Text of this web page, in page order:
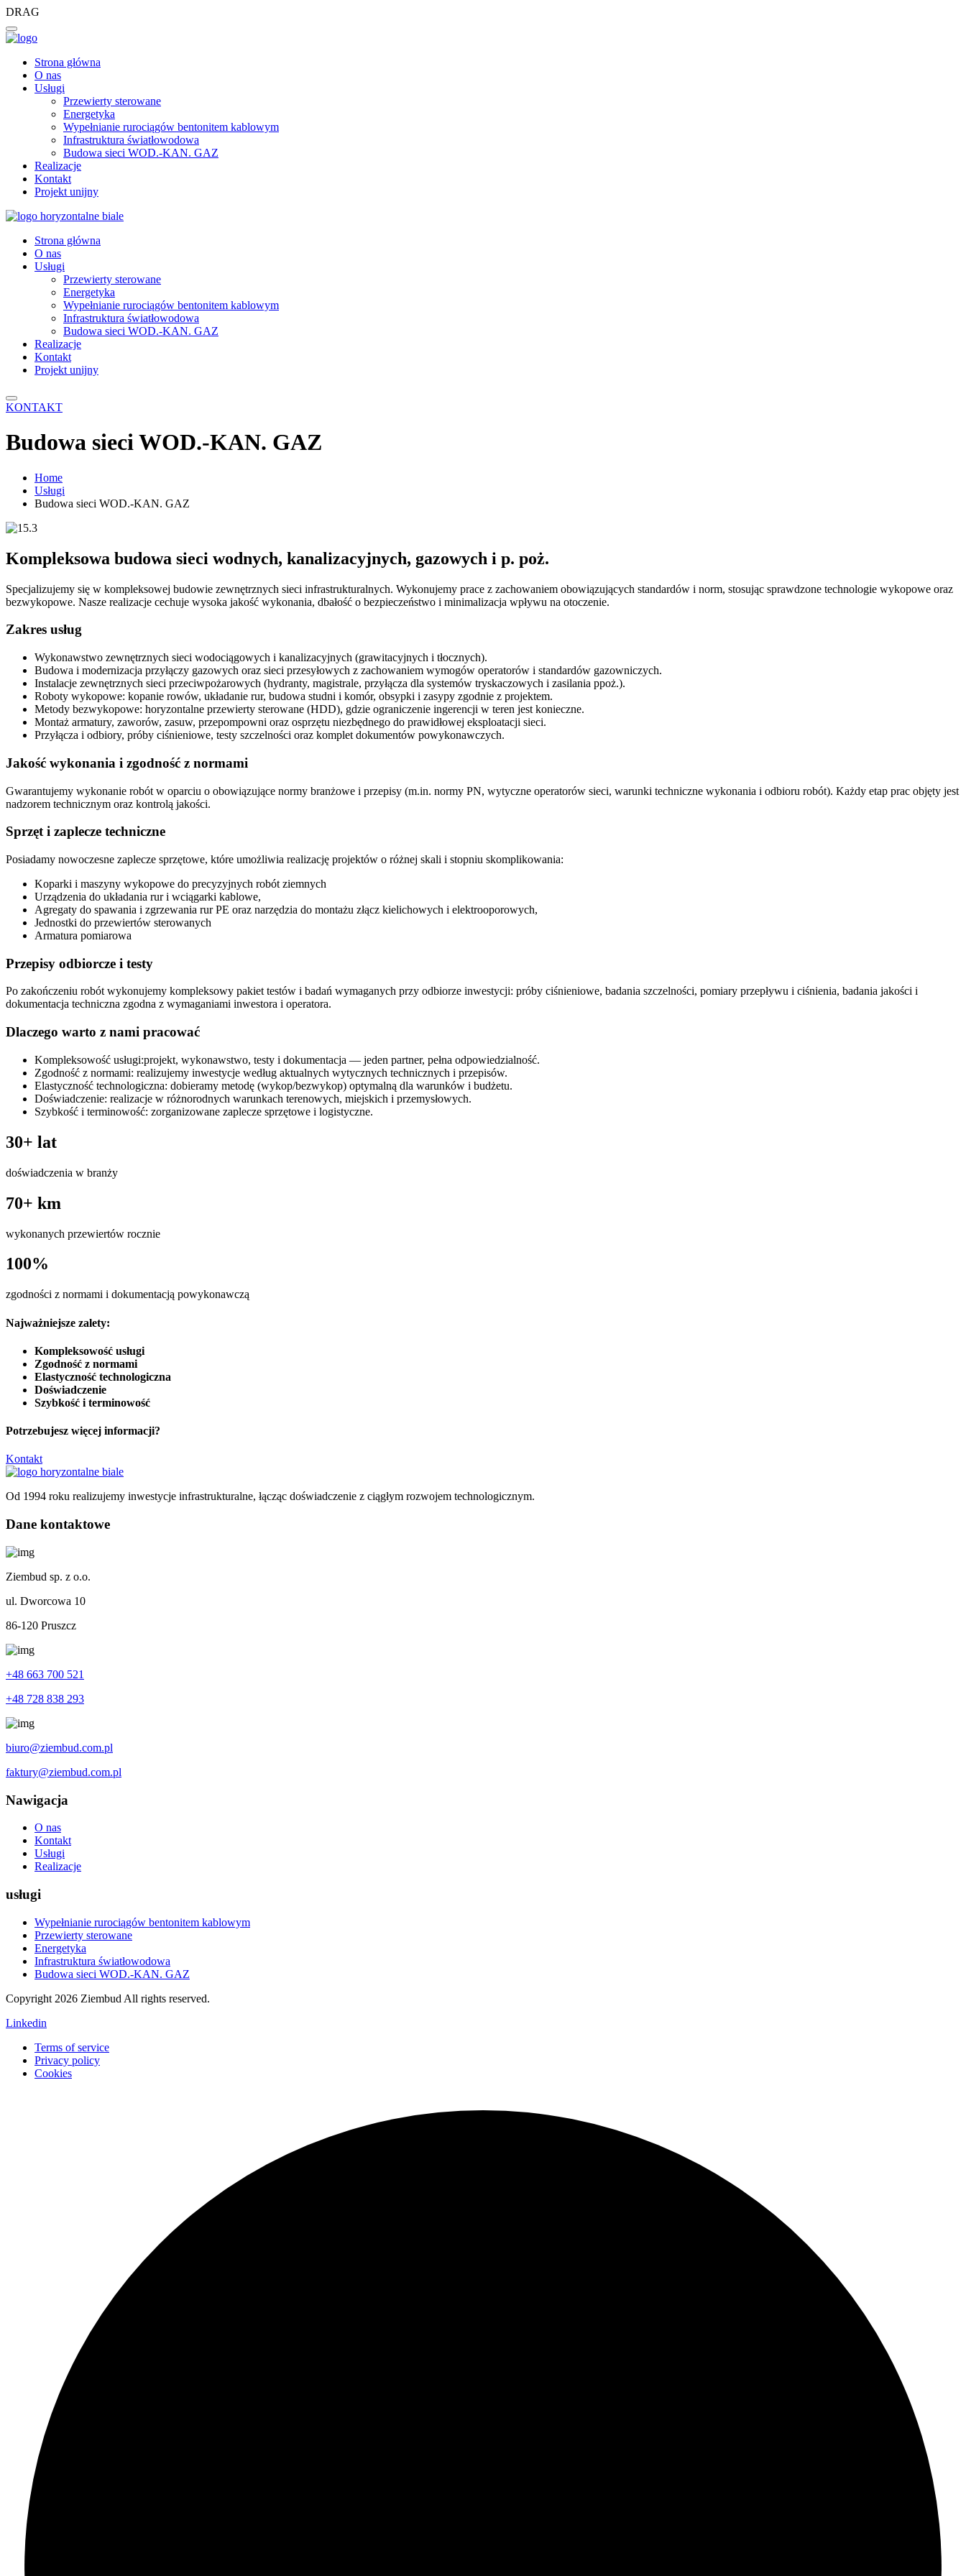
DRAG
Strona główna
O nas
Usługi
Przewierty sterowane
Energetyka
Wypełnianie rurociągów bentonitem kablowym
Infrastruktura światłowodowa
Budowa sieci WOD.-KAN. GAZ
Realizacje
Kontakt
Projekt unijny
Strona główna
O nas
Usługi
Przewierty sterowane
Energetyka
Wypełnianie rurociągów bentonitem kablowym
Infrastruktura światłowodowa
Budowa sieci WOD.-KAN. GAZ
Realizacje
Kontakt
Projekt unijny
KONTAKT
Budowa sieci WOD.-KAN. GAZ
Home
Usługi
Budowa sieci WOD.-KAN. GAZ
Kompleksowa budowa sieci wodnych, kanalizacyjnych, gazowych i p. poż.
Specjalizujemy się w kompleksowej budowie zewnętrznych sieci infrastrukturalnych. Wykonujemy prace z zachowaniem obowiązujących standardów i norm, stosując sprawdzone technologie wykopowe oraz
bezwykopowe. Nasze realizacje cechuje wysoka jakość wykonania, dbałość o bezpieczeństwo i minimalizacja wpływu na otoczenie.
Zakres usług
Wykonawstwo zewnętrznych sieci wodociągowych i kanalizacyjnych (grawitacyjnych i tłocznych).
Budowa i modernizacja przyłączy gazowych oraz sieci przesyłowych z zachowaniem wymogów operatorów i standardów gazowniczych.
Instalacje zewnętrznych sieci przeciwpożarowych (hydranty, magistrale, przyłącza dla systemów tryskaczowych i zasilania ppoż.).
Roboty wykopowe: kopanie rowów, układanie rur, budowa studni i komór, obsypki i zasypy zgodnie z projektem.
Metody bezwykopowe: horyzontalne przewierty sterowane (HDD), gdzie ograniczenie ingerencji w teren jest konieczne.
Montaż armatury, zaworów, zasuw, przepompowni oraz osprzętu niezbędnego do prawidłowej eksploatacji sieci.
Przyłącza i odbiory, próby ciśnieniowe, testy szczelności oraz komplet dokumentów powykonawczych.
Jakość wykonania i zgodność z normami
Gwarantujemy wykonanie robót w oparciu o obowiązujące normy branżowe i przepisy (m.in. normy PN, wytyczne operatorów sieci, warunki techniczne wykonania i odbioru robót). Każdy etap prac objęty jest
nadzorem technicznym oraz kontrolą jakości.
Sprzęt i zaplecze techniczne
Posiadamy nowoczesne zaplecze sprzętowe, które umożliwia realizację projektów o różnej skali i stopniu skomplikowania:
Koparki i maszyny wykopowe do precyzyjnych robót ziemnych
Urządzenia do układania rur i wciągarki kablowe,
Agregaty do spawania i zgrzewania rur PE oraz narzędzia do montażu złącz kielichowych i elektrooporowych,
Jednostki do przewiertów sterowanych
Armatura pomiarowa
Przepisy odbiorcze i testy
Po zakończeniu robót wykonujemy kompleksowy pakiet testów i badań wymaganych przy odbiorze inwestycji: próby ciśnieniowe, badania szczelności, pomiary przepływu i ciśnienia, badania jakości i
dokumentacja techniczna zgodna z wymaganiami inwestora i operatora.
Dlaczego warto z nami pracować
Kompleksowość usługi:projekt, wykonawstwo, testy i dokumentacja — jeden partner, pełna odpowiedzialność.
Zgodność z normami: realizujemy inwestycje według aktualnych wytycznych technicznych i przepisów.
Elastyczność technologiczna: dobieramy metodę (wykop/bezwykop) optymalną dla warunków i budżetu.
Doświadczenie: realizacje w różnorodnych warunkach terenowych, miejskich i przemysłowych.
Szybkość i terminowość: zorganizowane zaplecze sprzętowe i logistyczne.
30+ lat
doświadczenia w branży
70+ km
wykonanych przewiertów rocznie
100%
zgodności z normami i dokumentacją powykonawczą
Najważniejsze zalety:
Kompleksowość usługi
Zgodność z normami
Elastyczność technologiczna
Doświadczenie
Szybkość i terminowość
Potrzebujesz więcej informacji?
Kontakt
Od 1994 roku realizujemy inwestycje infrastrukturalne, łącząc doświadczenie z ciągłym rozwojem technologicznym.
Dane kontaktowe
Ziembud sp. z o.o.
ul. Dworcowa 10
86-120 Pruszcz
+48 663 700 521
+48 728 838 293
biuro@ziembud.com.pl
faktury@ziembud.com.pl
Nawigacja
O nas
Kontakt
Usługi
Realizacje
usługi
Wypełnianie rurociągów bentonitem kablowym
Przewierty sterowane
Energetyka
Infrastruktura światłowodowa
Budowa sieci WOD.-KAN. GAZ
Copyright 2026 Ziembud All rights reserved.
Linkedin
Terms of service
Privacy policy
Cookies